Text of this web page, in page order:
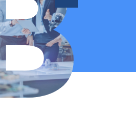
et d’Expertises